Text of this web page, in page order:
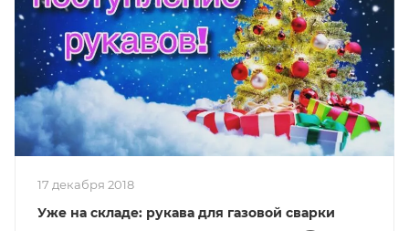
17 декабря 2018
Уже на складе: рукава для газовой сварки